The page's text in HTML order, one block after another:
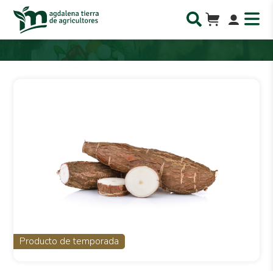
Producto de temporada